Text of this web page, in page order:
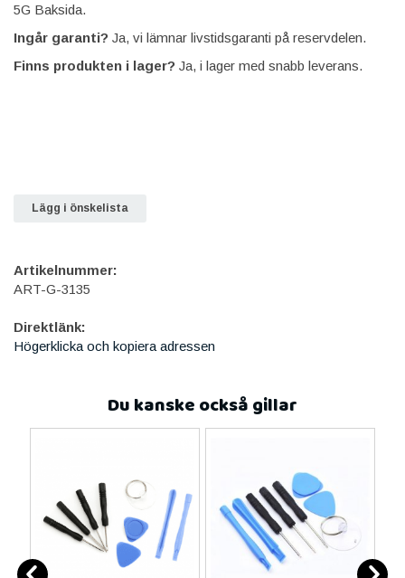
5G Baksida.
Ingår garanti? Ja, vi lämnar livstidsgaranti på reservdelen.
Finns produkten i lager? Ja, i lager med snabb leverans.
Lägg i önskelista
Artikelnummer:
ART-G-3135
Direktlänk:
Högerklicka och kopiera adressen
Du kanske också gillar